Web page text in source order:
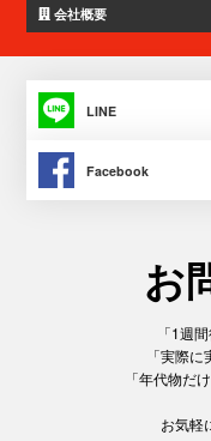
会社概要
LINE
Facebook
お
「1週
「実際
「年代物だ
お気軽